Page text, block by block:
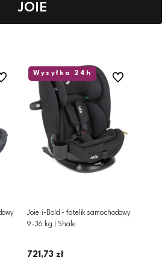
JOIE
ulubionych
Wysyłka 24h
Joie i-Bold - fotelik samochodowy
9-36 kg | Shale
721,73 zł
Do ulubionych